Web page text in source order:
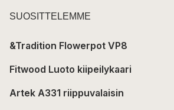
SUOSITTELEMME
&Tradition Flowerpot VP8
Fitwood Luoto kiipeilykaari
Artek A331 riippuvalaisin